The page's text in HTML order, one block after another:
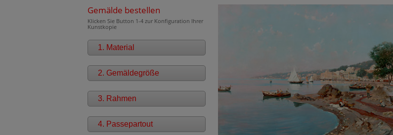
Gemälde bestellen
Klicken Sie Button 1-4 zur Konfiguration Ihrer
Kunstkopie
1. Material
2. Gemäldegröße
3. Rahmen
4. Passepartout